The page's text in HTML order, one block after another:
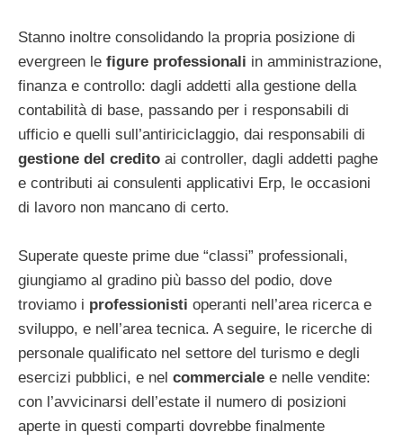
Stanno inoltre consolidando la propria posizione di
evergreen le figure professionali in amministrazione,
finanza e controllo: dagli addetti alla gestione della
contabilità di base, passando per i responsabili di
ufficio e quelli sull’antiriciclaggio, dai responsabili di
gestione del credito ai controller, dagli addetti paghe
e contributi ai consulenti applicativi Erp, le occasioni
di lavoro non mancano di certo.
Superate queste prime due “classi” professionali,
giungiamo al gradino più basso del podio, dove
troviamo i professionisti operanti nell’area ricerca e
sviluppo, e nell’area tecnica. A seguire, le ricerche di
personale qualificato nel settore del turismo e degli
esercizi pubblici, e nel commerciale e nelle vendite:
con l’avvicinarsi dell’estate il numero di posizioni
aperte in questi comparti dovrebbe finalmente